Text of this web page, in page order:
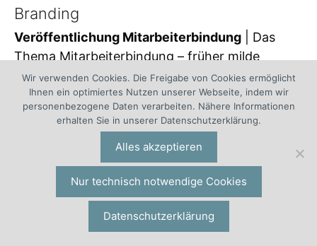
Branding
Veröffentlichung Mitarbeiterbindung | Das
Thema Mitarbeiterbindung – früher milde
belächelt – ist inzwischen zu einem Top-Thema
der Unternehmensleitung und des
Personalmanagements avanciert. Dies nimmt
nicht wunder: Ist Mitarbeiterbindung doch eine
wichtige Voraussetzung für nachhaltiges
Employer Branding, für die Sicherung des
Personalpotenzials und last, but not least, für
die Unternehmensperformance. Passend zur
Aktualität des Themas ist nun das
Wir verwenden Cookies. Die Freigabe von Cookies ermöglicht
Ihnen ein optimiertes Nutzen unserer Webseite, indem wir
personenbezogene Daten verarbeiten. Nähere Informationen
erhalten Sie in unserer Datenschutzerklärung.
Alles akzeptieren
Nur technisch notwendige Cookies
Datenschutzerklärung